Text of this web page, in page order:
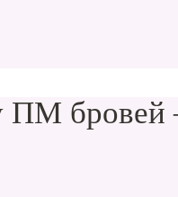
ПМ бровей